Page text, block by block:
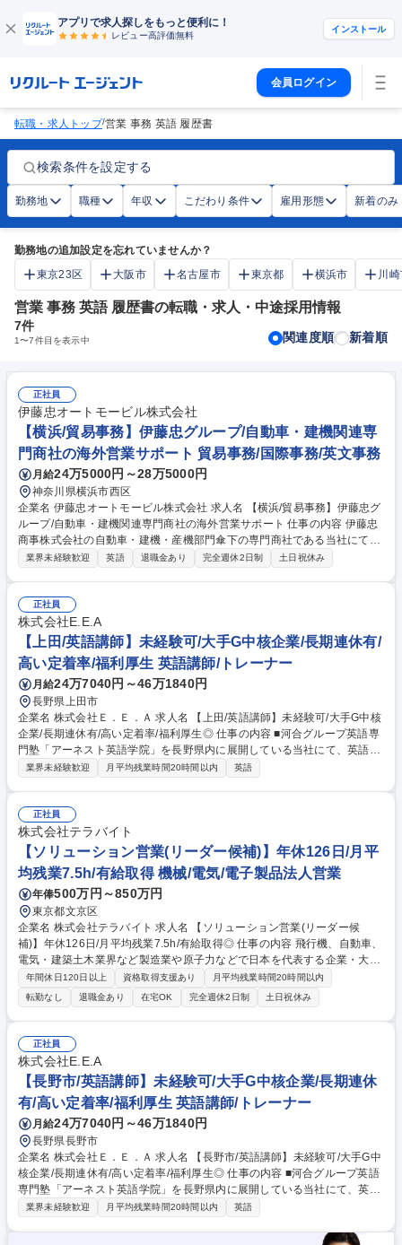
アプリで求人探しをもっと便利に！
レビュー高評価無料
インストール
会員ログイン
転職・求人トップ/営業 事務 英語 履歴書
検索条件を設定する
勤務地 職種 年収 こだわり条件 雇用形態 新着のみ
勤務地の追加設定を忘れていませんか？
東京23区
大阪市 名古屋市 東京都 横浜市 川
営業 事務 英語 履歴書の転職・求人・中途採用情報
7件
1〜7件目を表示中 関連度順 新着順
正社員
伊藤忠オートモービル株式会社
【横浜/貿易事務】伊藤忠グループ/自動車・建機関連専
門商社の海外営業サポート 貿易事務/国際事務/英文事務
月給24万5000円～28万5000円
神奈川県横浜市西区
企業名 伊藤忠オートモービル株式会社 求人名 【横浜/貿易事務】伊藤忠グ
ループ/自動車・建機関連専門商社の海外営業サポート 仕事の内容 伊藤忠
商事株式会社の自動車・建機・産機部門傘下の専門商社である当社にて、
主に営業をサポートする貿易実務全般の業務をお任せいたします。 【具体
（貿易保険・与信管理・出荷促進・納期管理・入出金管理等） ■課内各種
とりまとめ業務 募集職種 【横浜/貿易事務】伊藤忠グループ/自動車・建機
関連専門商社の海外営業サポート
業界未経験歓迎 英語 退職金あり 完全週休2日制 土日祝休み
正社員
株式会社E.E.A
【上田/英語講師】未経験可/大手G中核企業/長期連休有/
高い定着率/福利厚生 英語講師/トレーナー
月給24万7040円～46万1840円
長野県上田市
企業名 株式会社Ｅ．Ｅ．Ａ 求人名 【上田/英語講師】未経験可/大手G中核
企業/長期連休有/高い定着率/福利厚生◎ 仕事の内容 ■河合グループ英語専
門塾「アーネスト英語学院」を長野県内に展開している当社にて、英語の
講師をお任せ致します。営業活動は無く指導に専念可能です。また大型連
確に分けており、事務処理などで教室運営を強力くサポートするので、講
師は専門性の高い「教育のプロ」として活躍できます。【新人研修充実】
模擬授業などでスキルを身に付け、自信を持ってレッスンに臨めます。研
修後は、経験の浅い方には年次の低い学年や英検対策などからお任せしま
す。※（業務内容の変更の範囲）当社業務全般 募集職種 【上田/英語講
師】未経験可/大手G中核企業/長期連休有/高い定着率/福利厚生◎
業界未経験歓迎 月平均残業時間20時間以内 英語
正社員
株式会社テラバイト
【ソリューション営業(リーダー候補)】年休126日/月平
均残業7.5h/有給取得 機械/電気/電子製品法人営業
年俸500万円～850万円
東京都文京区
企業名 株式会社テラバイト 求人名 【ソリューション営業(リーダー候
補)】年休126日/月平均残業7.5h/有給取得◎ 仕事の内容 飛行機、自動車、
電気・建築土木業界など製造業や原子力などで日本を代表する企業・大
学・研究機関に顧客の課題を分析し、CAEソフトウェアの販売・受託解析
等、CAE分野のトータルサービスの提案をしていただきます ●新規開拓：
飛び込み営業はなく、HPなどから問い合わせのあった顧客に対して営業
します ●ソフトウェア選定と導入：顧客の問題解決のために最適なソフト
ウェアを選定、導入後の初期立ち上げをサポート、契約後の定期的なアフ
ターフォローをおこないます ●受託営業：顧客に代わり、解析作業を実施
するサービスを提案します※技術的フォローは技術部が対応するため、顧
客との関係づくりがメイン 募集職種 【ソリューション営業(リーダー候
補)】年休126日/月平均残業7.5h/有給取得◎
年間休日120日以上 資格取得支援あり
月平均残業時間20時間以内
転勤なし
退職金あり 在宅OK 完全週休2日制 土日祝休み
正社員
株式会社E.E.A
【長野市/英語講師】未経験可/大手G中核企業/長期連休
有/高い定着率/福利厚生 英語講師/トレーナー
月給24万7040円～46万1840円
長野県長野市
企業名 株式会社Ｅ．Ｅ．Ａ 求人名 【長野市/英語講師】未経験可/大手G中
核企業/長期連休有/高い定着率/福利厚生◎ 仕事の内容 ■河合グループ英語
専門塾「アーネスト英語学院」を長野県内に展開している当社にて、英語
の講師をお任せ致します。営業活動は無く指導に専念可能です。また大型
ン、1：2指導、1：1プライベート指導◆フロント職と講師職で役割を明
業界未経験歓迎 月平均残業時間20時間以内 英語